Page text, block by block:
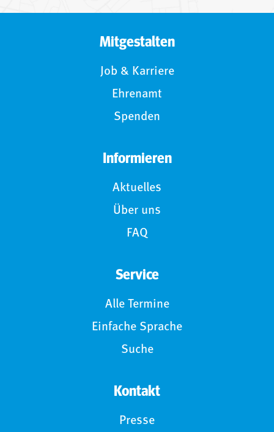
Mitgestalten
Job & Karriere
Ehrenamt
Spenden
Informieren
Aktuelles
Über uns
FAQ
Service
Alle Termine
Einfache Sprache
Suche
Kontakt
Presse